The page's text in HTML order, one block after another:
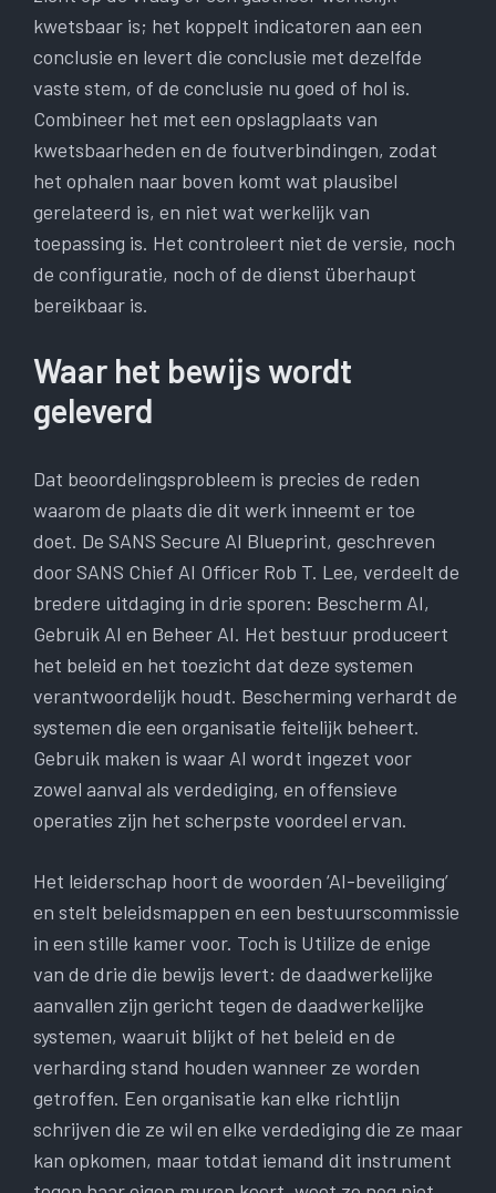
kwetsbaar is; het koppelt indicatoren aan een
conclusie en levert die conclusie met dezelfde
vaste stem, of de conclusie nu goed of hol is.
Combineer het met een opslagplaats van
kwetsbaarheden en de foutverbindingen, zodat
het ophalen naar boven komt wat plausibel
gerelateerd is, en niet wat werkelijk van
toepassing is. Het controleert niet de versie, noch
de configuratie, noch of de dienst überhaupt
bereikbaar is.
Waar het bewijs wordt
geleverd
Dat beoordelingsprobleem is precies de reden
waarom de plaats die dit werk inneemt er toe
doet. De SANS Secure AI Blueprint, geschreven
door SANS Chief AI Officer Rob T. Lee, verdeelt de
bredere uitdaging in drie sporen: Bescherm AI,
Gebruik AI en Beheer AI. Het bestuur produceert
het beleid en het toezicht dat deze systemen
verantwoordelijk houdt. Bescherming verhardt de
systemen die een organisatie feitelijk beheert.
Gebruik maken is waar AI wordt ingezet voor
zowel aanval als verdediging, en offensieve
operaties zijn het scherpste voordeel ervan.
Het leiderschap hoort de woorden ‘AI-beveiliging’
en stelt beleidsmappen en een bestuurscommissie
in een stille kamer voor. Toch is Utilize de enige
van de drie die bewijs levert: de daadwerkelijke
aanvallen zijn gericht tegen de daadwerkelijke
systemen, waaruit blijkt of het beleid en de
verharding stand houden wanneer ze worden
getroffen. Een organisatie kan elke richtlijn
schrijven die ze wil en elke verdediging die ze maar
kan opkomen, maar totdat iemand dit instrument